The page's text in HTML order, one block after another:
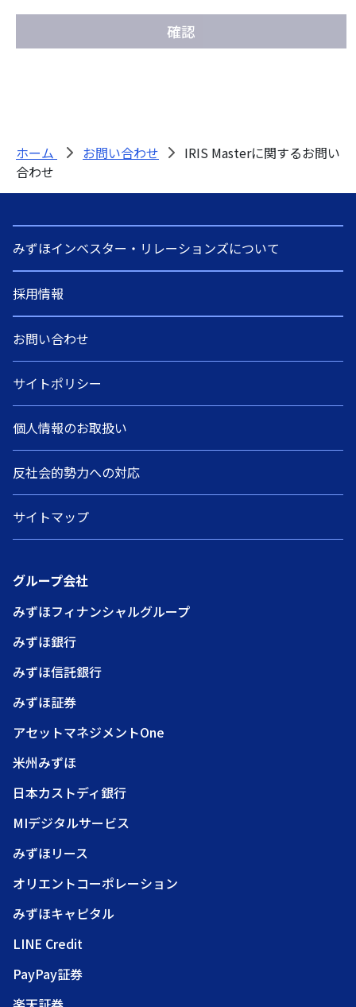
ホーム お問い合わせ
IRIS Masterに関するお問い
合わせ
みずほインベスター・リレーションズについて
採用情報
お問い合わせ
サイトポリシー
個人情報のお取扱い
反社会的勢力への対応
サイトマップ
グループ会社
みずほフィナンシャルグループ
みずほ銀行
みずほ信託銀行
みずほ証券
アセットマネジメントOne
米州みずほ
日本カストディ銀行
MIデジタルサービス
みずほリース
オリエントコーポレーション
みずほキャピタル
LINE Credit
PayPay証券